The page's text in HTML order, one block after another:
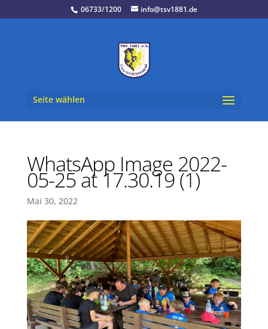
06733/1200 info@tsv1881.de
Seite wählen
WhatsApp Image 2022-
05-25 at 17.30.19 (1)
Mai 30, 2022